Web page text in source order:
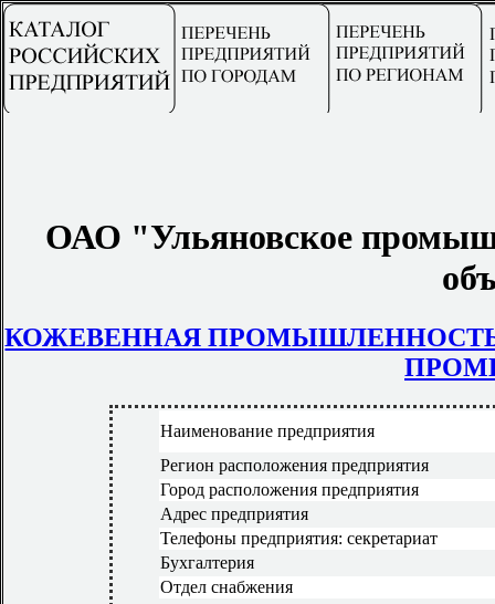
ОАО "Ульяновское
КОЖЕВЕННАЯ
Наименование предприятия
Регион расположения предприятия
Город расположения предприятия
Адрес предприятия
Телефоны предприятия: секретариат
Бухгалтерия
Отдел снабжения